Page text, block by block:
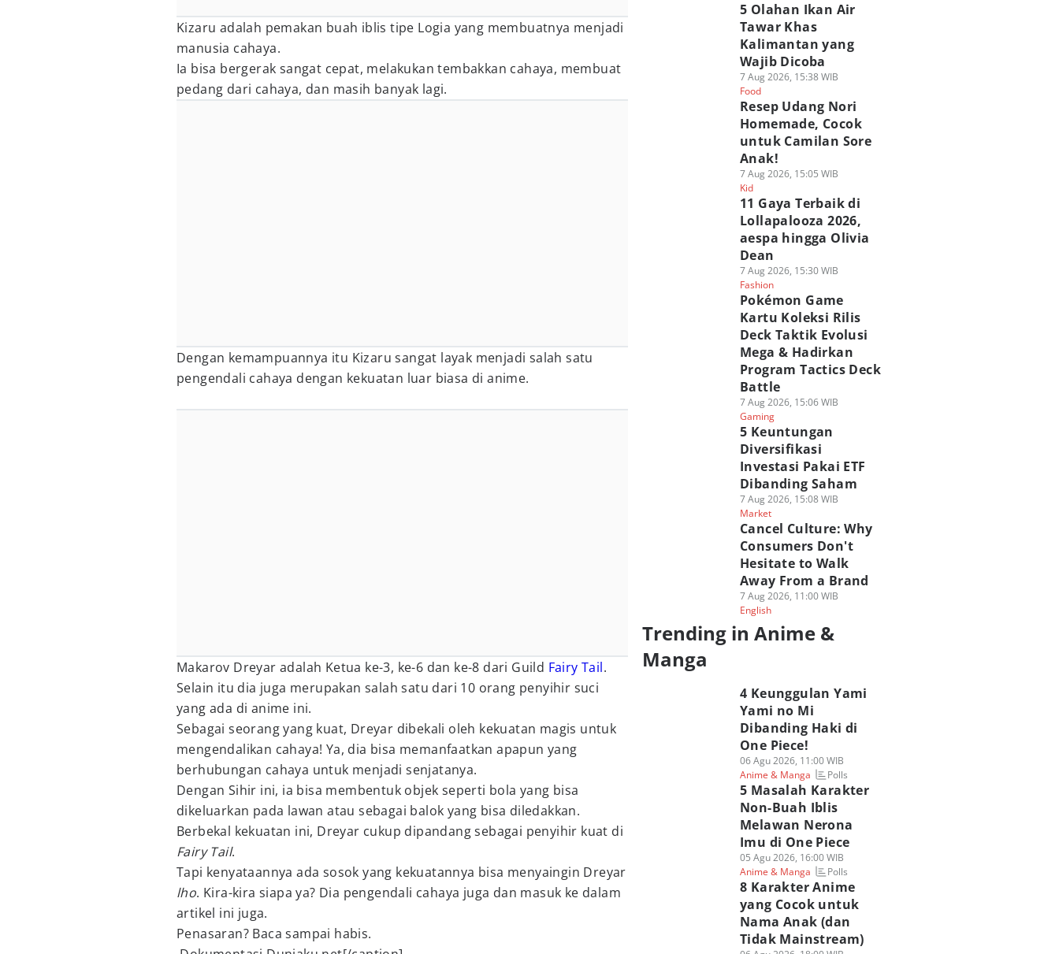
Kizaru adalah pemakan buah iblis tipe Logia yang membuatnya menjadi
manusia cahaya.
Ia bisa bergerak sangat cepat, melakukan tembakkan cahaya, membuat
pedang dari cahaya, dan masih banyak lagi.
Dengan kemampuannya itu Kizaru sangat layak menjadi salah satu
pengendali cahaya dengan kekuatan luar biasa di anime.
Makarov Dreyar adalah Ketua ke-3, ke-6 dan ke-8 dari Guild Fairy Tail.
Selain itu dia juga merupakan salah satu dari 10 orang penyihir suci
yang ada di anime ini.
Sebagai seorang yang kuat, Dreyar dibekali oleh kekuatan magis untuk
mengendalikan cahaya! Ya, dia bisa memanfaatkan apapun yang
berhubungan cahaya untuk menjadi senjatanya.
Dengan Sihir ini, ia bisa membentuk objek seperti bola yang bisa
dikeluarkan pada lawan atau sebagai balok yang bisa diledakkan.
Berbekal kekuatan ini, Dreyar cukup dipandang sebagai penyihir kuat di
Fairy Tail.
Tapi kenyataannya ada sosok yang kekuatannya bisa menyaingin Dreyar
lho. Kira-kira siapa ya? Dia pengendali cahaya juga dan masuk ke dalam
artikel ini juga.
Penasaran? Baca sampai habis.
5 Olahan Ikan Air
Tawar Khas
Kalimantan yang
Wajib Dicoba
7 Aug 2026, 15:38 WIB
Food
Resep Udang Nori
Homemade, Cocok
untuk Camilan Sore
Anak!
7 Aug 2026, 15:05 WIB
Kid
11 Gaya Terbaik di
Lollapalooza 2026,
aespa hingga Olivia
Dean
7 Aug 2026, 15:30 WIB
Fashion
Pokémon Game
Kartu Koleksi Rilis
Deck Taktik Evolusi
Mega & Hadirkan
Program Tactics Deck
Battle
7 Aug 2026, 15:06 WIB
Gaming
5 Keuntungan
Diversifikasi
Investasi Pakai ETF
Dibanding Saham
7 Aug 2026, 15:08 WIB
Market
Cancel Culture: Why
Consumers Don't
Hesitate to Walk
Away From a Brand
7 Aug 2026, 11:00 WIB
English
Trending in Anime &
Manga
4 Keunggulan Yami
Yami no Mi
Dibanding Haki di
One Piece!
06 Agu 2026, 11:00 WIB
Anime & Manga
Polls
5 Masalah Karakter
Non-Buah Iblis
Melawan Nerona
Imu di One Piece
05 Agu 2026, 16:00 WIB
Anime & Manga
Polls
8 Karakter Anime
yang Cocok untuk
Nama Anak (dan
Tidak Mainstream)